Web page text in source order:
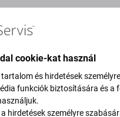
felel meg:
minősége
cookie-kat használ
és hirdetések
funkciók biztosítására és a
hirdetések személyre